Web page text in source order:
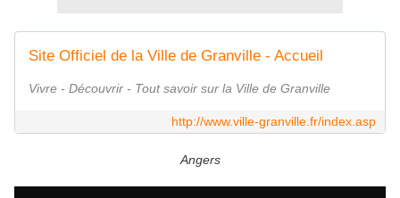
Site Officiel de la Ville de Granville - Accueil
Vivre - Découvrir - Tout savoir sur la Ville de Granville
http://www.ville-granville.fr/index.asp
Angers